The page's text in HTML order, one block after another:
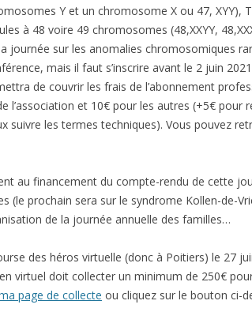
Y et un chromosome X ou 47, XYY),
à 48 voire 49 chromosomes (48,XXYY,
la journée sur les anomalies chromosomiques
mais il faut s’inscrire avant le 2 juin
de couvrir les frais de l’abonnement
l’association et 10€ pour les autres (+5€ pour
suivre les termes techniques). Vous pouvez
au financement du compte-rendu de cette
(le prochain sera sur le syndrome Kollen-de-
de la journée annuelle des familles…
des héros virtuelle (donc à Poitiers) le 27
virtuel doit collecter un minimum de 250€
page de collecte ou cliquez sur le bouton ci-